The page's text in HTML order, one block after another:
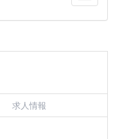
求人情報